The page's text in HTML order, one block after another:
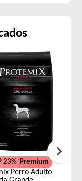
23% Premium
Perro Adulto